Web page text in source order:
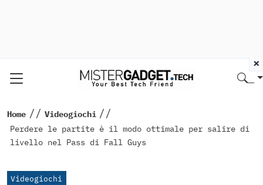
Home // Videogiochi //
Perdere le partite è il modo ottimale per salire di
livello nel Pass di Fall Guys
Videogiochi
×